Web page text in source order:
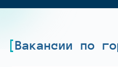
Вакансии по